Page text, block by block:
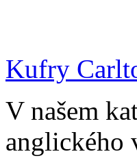
Kufry
V našem
anglického